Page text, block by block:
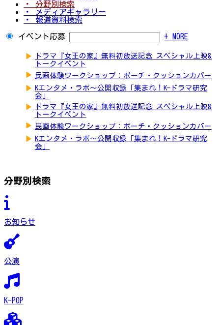
・ 分野別検索
・ メディアギャラリー
・ 報道資料検索
イベント応募 + MORE
▶
ドラマ『女王の家』無料初放送記念 スペシャル上映&
トークイベント
▶ 民画体験ワークショップ：ポーチ・クッションカバー
▶ Kエンタメ・ラボ～公開収録「集まれ！K-ドラマ研究
会」
▶
ドラマ『女王の家』無料初放送記念 スペシャル上映&
トークイベント
▶ 民画体験ワークショップ：ポーチ・クッションカバー
▶ Kエンタメ・ラボ～公開収録「集まれ！K-ドラマ研究
会」
分野別検索
お知らせ
公演
K-POP